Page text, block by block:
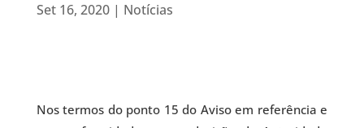
Set 16, 2020| Notícias
Nos termos do ponto 15 do Aviso em referência e